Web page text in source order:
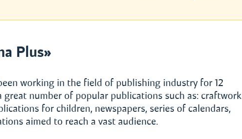
Plus»
working in the field of publishing industry for 12
great number of popular publications such as: craftwork
for children, newspapers, series of calendars,
aimed to reach a vast audience.